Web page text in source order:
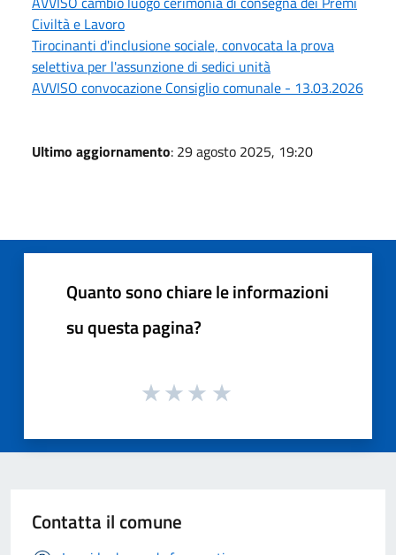
Civiltà e Lavoro
Tirocinanti d'inclusione sociale, convocata la prova
selettiva per l'assunzione di sedici unità
AVVISO convocazione Consiglio comunale - 13.03.2026
Ultimo aggiornamento: 29 agosto 2025, 19:20
Quanto sono chiare le informazioni
su questa pagina?
Contatta il comune